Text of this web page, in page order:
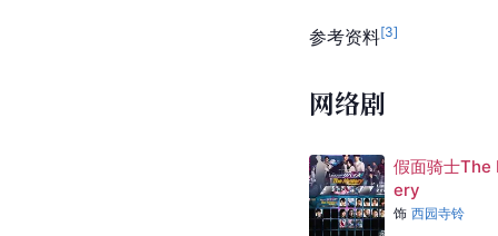
参考资料[3]
网络剧
假面骑士
ery
饰 西园寺铃